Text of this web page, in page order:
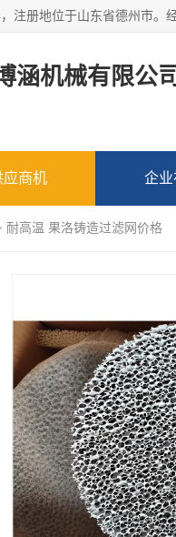
涵机械有限公司
应商机 企业
耐高温 果洛铸造过滤网价格